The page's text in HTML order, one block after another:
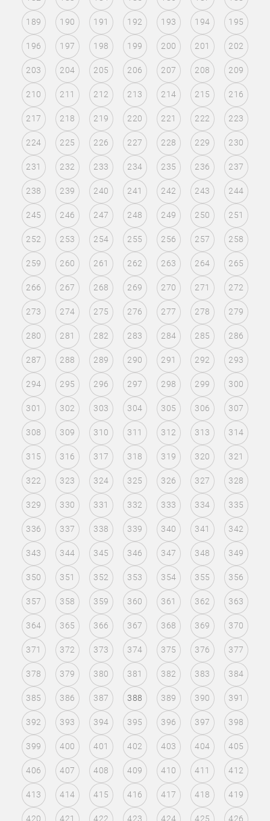
189 190 191 192 193 194 195
196 197 198 199 200 201 202
203 204 205 206 207 208 209
210 211 212 213 214 215 216
217 218 219 220 221 222 223
224 225 226 227 228 229 230
231 232 233 234 235 236 237
238 239 240 241 242 243 244
245 246 247 248 249 250 251
252 253 254 255 256 257 258
259 260 261 262 263 264 265
266 267 268 269 270 271 272
273 274 275 276 277 278 279
280 281 282 283 284 285 286
287 288 289 290 291 292 293
294 295 296 297 298 299 300
301 302 303 304 305 306 307
308 309 310 311 312 313 314
315 316 317 318 319 320 321
322 323 324 325 326 327 328
329 330 331 332 333 334 335
336 337 338 339 340 341 342
343 344 345 346 347 348 349
350 351 352 353 354 355 356
357 358 359 360 361 362 363
364 365 366 367 368 369 370
371 372 373 374 375 376 377
378 379 380 381 382 383 384
385 386 387 388 389 390 391
392 393 394 395 396 397 398
399 400 401 402 403 404 405
406 407 408 409 410 411 412
413 414 415 416 417 418 419
420 421 422 423 424 425 426